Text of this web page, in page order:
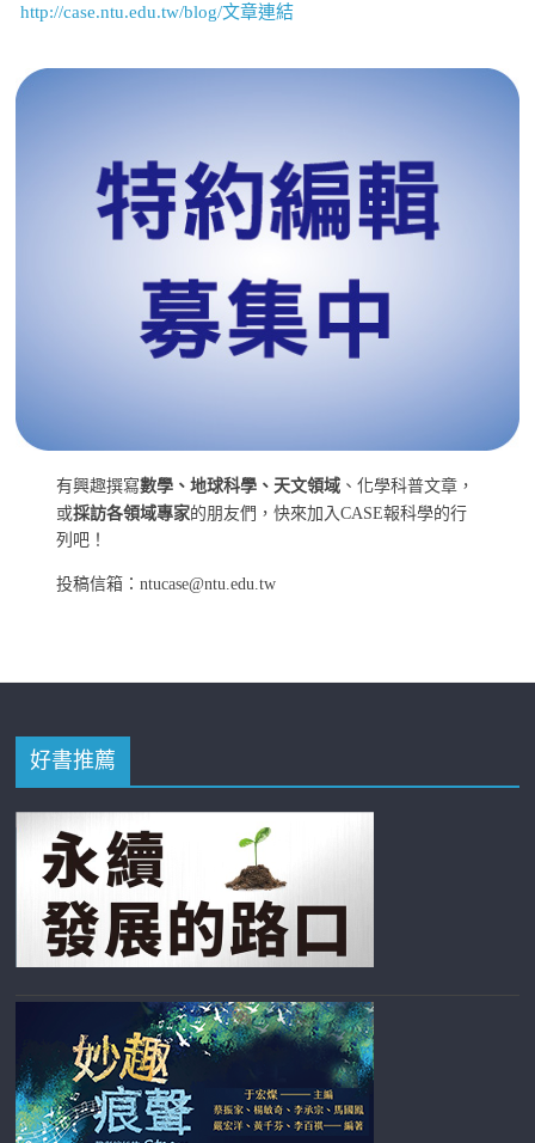
http://case.ntu.edu.tw/blog/文章連結
有興趣撰寫數學、地球科學、天文領域 、化學科普文章，
或採訪各領域專家的朋友們，快來加入CASE報科學的行
列吧！
投稿信箱：ntucase@ntu.edu.tw
好書推薦